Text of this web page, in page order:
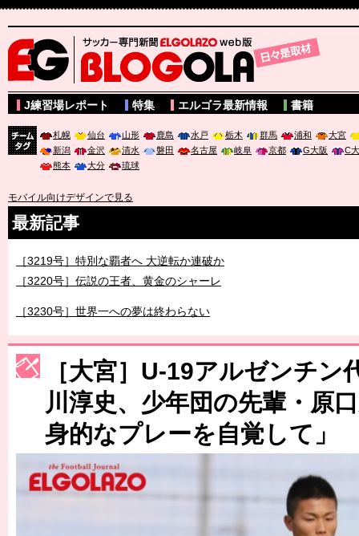
サッカー専門新聞ELGOLAZO web版 BLOGOLA
J練習場レポート 特集 エルゴラ最新情報 書籍
札幌 仙台 山形 鹿島 水戸 栃木 群馬 浦和
大宮
新潟
金沢 清水 磐田 名古屋 岐阜 京都 G大阪
C
熊本
大分 琉球
モバイル向けデザインで見る
最新記事
［3219号］特別な覇者へ 大逆転か連破か
［3223号］一丸。日本出陣
［3222号］史上最大のW杯開幕 注目は「個」
［大宮］U-19アルゼンチン
川淳史、少年団の先輩・原
身的なプレーを自覚して」